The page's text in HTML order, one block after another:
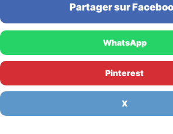
Partager sur
WhatsApp
Pinterest
X